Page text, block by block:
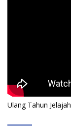
Ulang Tahun